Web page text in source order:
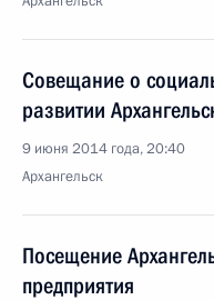
Совещание о
развитии
9 июня 2014 года, 20:40
Архангельск
Посещение
предприятия